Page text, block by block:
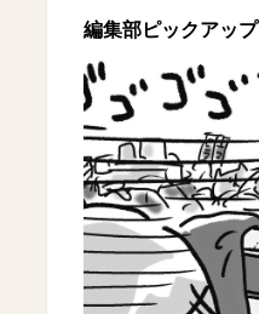
編集部ピックアップ